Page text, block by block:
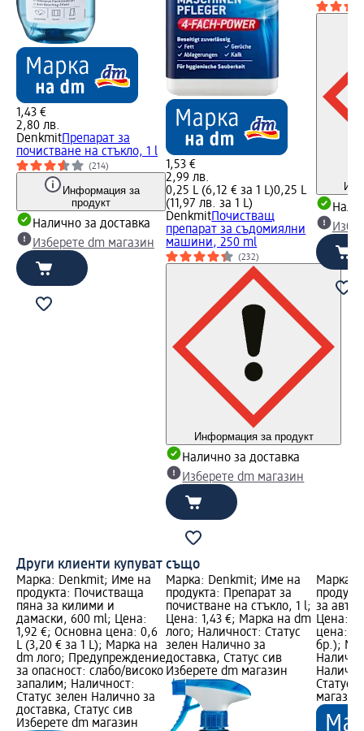
1,43 €
2,80 лв.
Denkmit Препарат за
почистване на стъкло, 1 l
(214)
Информация за
продукт
Налично за доставка
Изберете dm магазин
1,53 €
2,99 лв.
0,25 L (6,12 € за 1 L)0,25 L
(11,97 лв. за 1 L)
Denkmit Почистващ
препарат за съдомиялни
машини, 250 ml
(232)
Информация за продукт
Налично за доставка
Изберете dm магазин
Други клиенти купуват също
Марка: Denkmit; Име на
продукта: Почистваща
пяна за килими и
дамаски, 600 ml; Цена:
1,92 €; Основна цена: 0,6
L (3,20 € за 1 L); Марка на
dm лого; Предупреждение
за опасност: слабо/високо
запалим; Наличност:
Статус зелен Налично за
доставка, Статус сив
Изберете dm магазин
Марка: Denkmit; Име на
продукта: Препарат за
почистване на стъкло, 1 l;
Цена: 1,43 €; Марка на dm
лого; Наличност: Статус
зелен Налично за
доставка, Статус сив
Изберете dm магазин
Марка:
за
Цена:
цена:
бр.);
Статус
магазин